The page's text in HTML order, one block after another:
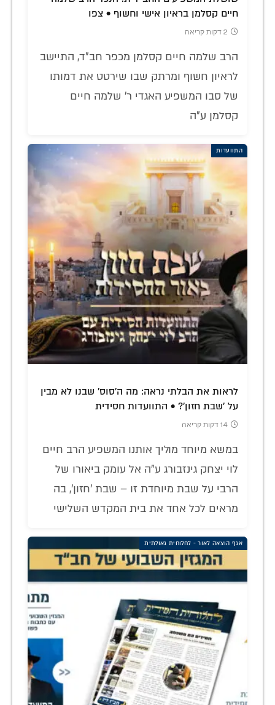
חיים קסלמן בראיון אישי וחשוף • צפו
2 דקות קריאה
הרב שלמה חיים קסלמן מכפר חב"ד, התיישב
לראיון חשוף ומרתק שבו שירטט את דמותו
של סבו המשפיע האגדי ר' שלמה חיים
קסלמן ע"ה
התוועדות
לראות את הבלתי נראה: מה ה'סוס' שבנו לא מבין
על 'שבת חזון'? • התוועדות חסידית
14 דקות קריאה
במשא מיוחד מוליך אותנו המשפיע הרב חיים
לוי יצחק גינזבורג ע"ה אל עומק ביאורו של
הרבי על שבת מיוחדת זו – שבת 'חזון', בה
מראים לכל אחד את בית המקדש השלישי
אגף הוצאה לאור - לחלוחית גאולתית